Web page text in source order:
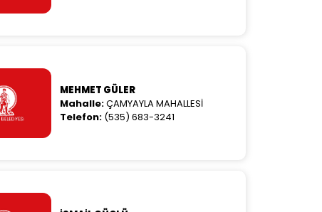
MEHMET GÜLER
Mahalle:ÇAMYAYLA MAHALLESİ
Telefon:(535) 683-3241